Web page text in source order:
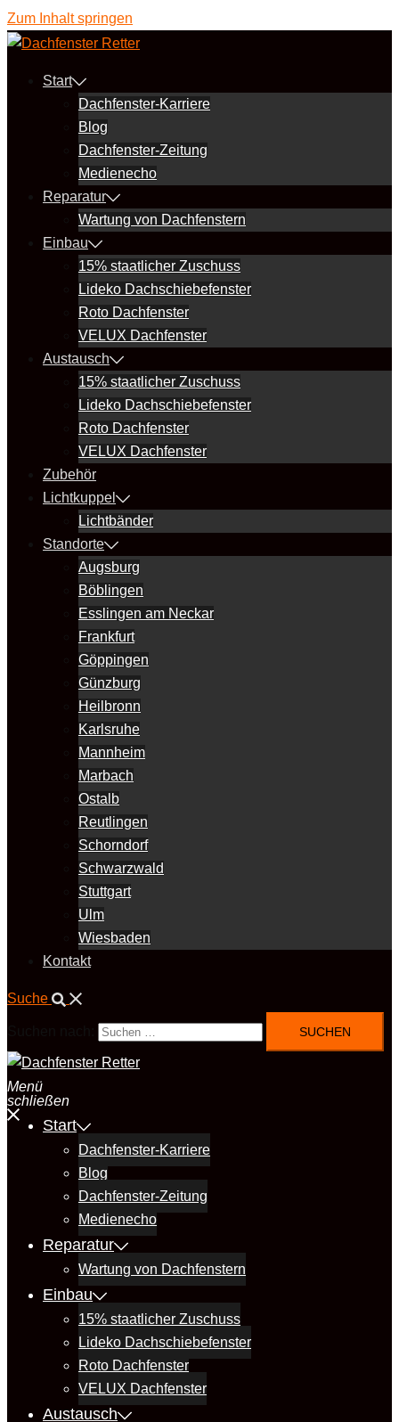
Zum Inhalt springen
Start
Dachfenster-Karriere
Blog
Dachfenster-Zeitung
Medienecho
Reparatur
Wartung von Dachfenstern
Einbau
15% staatlicher Zuschuss
Lideko Dachschiebefenster
Roto Dachfenster
VELUX Dachfenster
Austausch
15% staatlicher Zuschuss
Lideko Dachschiebefenster
Roto Dachfenster
VELUX Dachfenster
Zubehör
Lichtkuppel
Lichtbänder
Standorte
Augsburg
Böblingen
Esslingen am Neckar
Frankfurt
Göppingen
Günzburg
Heilbronn
Karlsruhe
Mannheim
Marbach
Ostalb
Reutlingen
Schorndorf
Schwarzwald
Stuttgart
Ulm
Wiesbaden
Kontakt
Suche
Menü
schließen
Start
Dachfenster-Karriere
Blog
Dachfenster-Zeitung
Medienecho
Reparatur
Wartung von Dachfenstern
Einbau
15% staatlicher Zuschuss
Lideko Dachschiebefenster
Roto Dachfenster
VELUX Dachfenster
Austausch